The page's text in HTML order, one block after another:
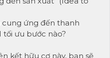
cung ứng đến thanh
tối ưu bước nào?
kết hữu cơ này, bạn sẽ